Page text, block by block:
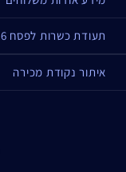
תעודת כשרות לפסח 2026
איתור נקודת מכירה